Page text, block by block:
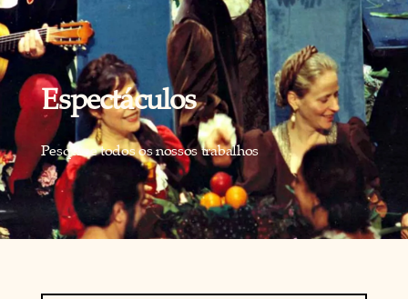
Espectáculos
Pesquise todos os nossos trabalhos